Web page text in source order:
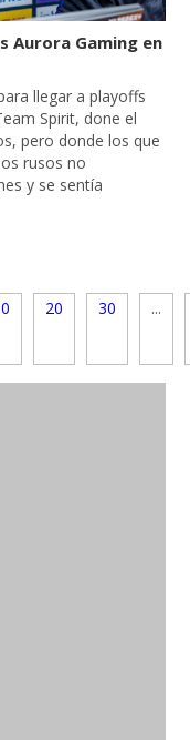
Aurora Gaming en
llegar a playoffs
Spirit, done el
pero donde los que
rusos no
y se sentía
20 30 ...